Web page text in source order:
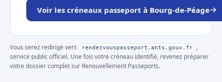
Voir les créneaux passeport à Bourg-de-Péage
Vous serez redirigé vers rendezvouspasseport.ants.gouv.fr
,
service public officiel. Une fois votre créneau identifié, revenez préparer
votre dossier complet sur Renouvellement Passeports.